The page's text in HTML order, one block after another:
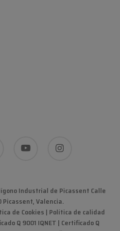
instagram
Industrial de Picassent Calle
Picassent, Valencia.
de Cookies | Política de calidad
Q 9001 IQNET | Certificado Q